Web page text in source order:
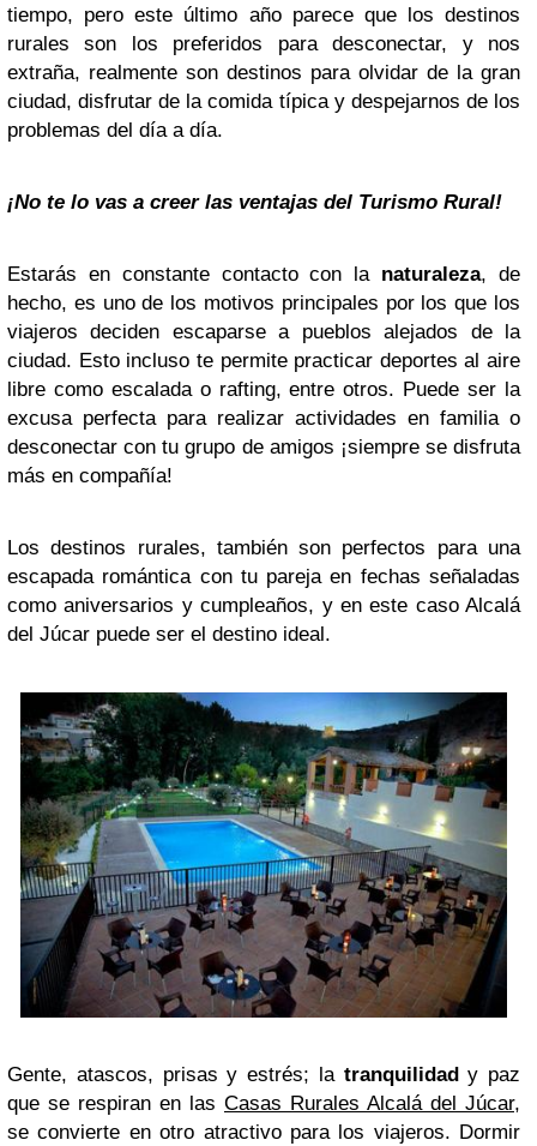
tiempo, pero este último año parece que los destinos
rurales son los preferidos para desconectar, y nos
extraña, realmente son destinos para olvidar de la gran
ciudad, disfrutar de la comida típica y despejarnos de los
problemas del día a día.
¡No te lo vas a creer las ventajas del Turismo Rural!
Estarás en constante contacto con la naturaleza, de
hecho, es uno de los motivos principales por los que los
viajeros deciden escaparse a pueblos alejados de la
ciudad. Esto incluso te permite practicar deportes al aire
libre como escalada o rafting, entre otros. Puede ser la
excusa perfecta para realizar actividades en familia o
desconectar con tu grupo de amigos ¡siempre se disfruta
más en compañía!
Los destinos rurales, también son perfectos para una
escapada romántica con tu pareja en fechas señaladas
como aniversarios y cumpleaños, y en este caso Alcalá
del Júcar puede ser el destino ideal.
Gente, atascos, prisas y estrés; la tranquilidady paz
que se respiran en las Casas Rurales Alcalá del Júcar,
se convierte en otro atractivo para los viajeros. Dormir